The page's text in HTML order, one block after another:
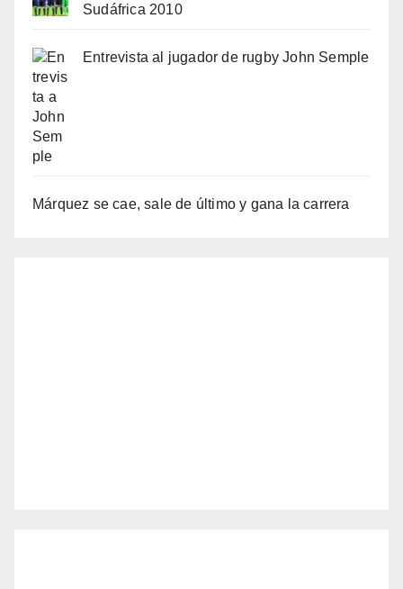
Sudáfrica 2010
Entrevista al jugador de rugby John Semple
Márquez se cae, sale de último y gana la carrera